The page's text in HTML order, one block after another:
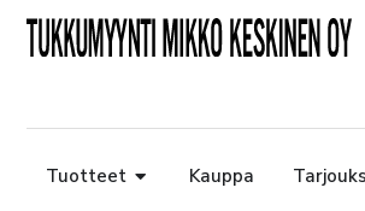
Tuotteet Kauppa